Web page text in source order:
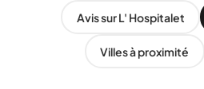
Avis sur L' Hospitalet
Villes à proximité